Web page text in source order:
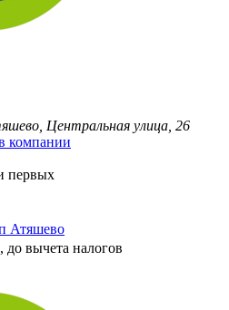
Центральная улица, 26
компании
первых
Атяшево
до вычета налогов